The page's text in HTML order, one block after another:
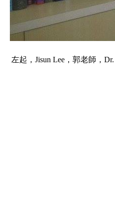
左起，Jisun Lee，郭老師，Dr.